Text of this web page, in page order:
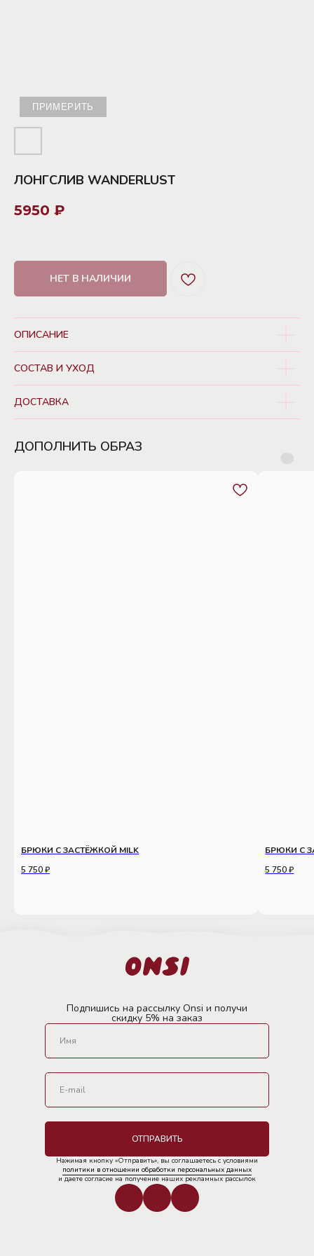
ПРИМЕРИТЬ
ЛОНГСЛИВ WANDERLUST
5950 ₽
НЕТ В НАЛИЧИИ
ОПИСАНИЕ
СОСТАВ И УХОД
ДОСТАВКА
ДОПОЛНИТЬ ОБРАЗ
БРЮКИ С ЗАСТЁЖКОЙ MILK
5 750₽
БРЮКИ С
5 750 ₽
Подпишись на рассылку Onsi и получи
скидку 5% на заказ
ОТПРАВИТЬ
Нажимая кнопку «Отправить», вы соглашаетесь с условиями
политики в отношении обработки персональных данных
и даете согласие на получение наших рекламных рассылок